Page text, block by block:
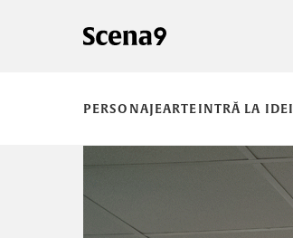
PERSONAJEARTEINTRĂ LA IDEI